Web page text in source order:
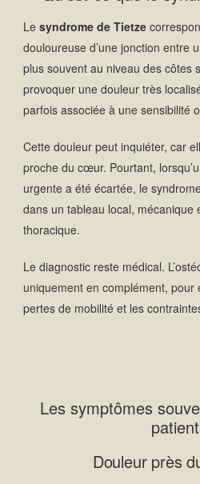
Le syndrome de Tietze
douloureuse d’une jonction entre
plus souvent au niveau des côtes
provoquer une douleur très
parfois associée à une sensibilité
Cette douleur peut inquiéter, car
proche du cœur. Pourtant,
urgente a été écartée, le
dans un tableau local, mécanique
thoracique.
Le diagnostic reste médical.
uniquement en complément, pour
pertes de mobilité et les
Les symptômes
Douleur près